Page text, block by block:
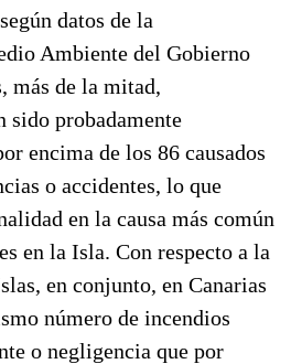
datos de la
Ambiente del Gobierno
más de la mitad,
sido probadamente
encima de los 86 causados
o accidentes, lo que
en la causa más común
en la Isla. Con respecto a la
en conjunto, en Canarias
número de incendios
o negligencia que por